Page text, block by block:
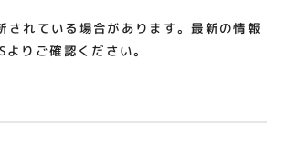
ポリシー
へ
れている場合があります。最新の情報
りご確認ください。